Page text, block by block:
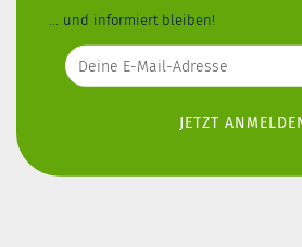
... und informiert bleiben!